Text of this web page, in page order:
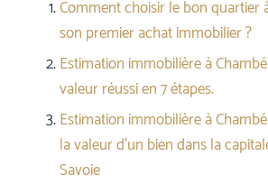
Comment choisir le bon quartier
son premier achat immobilier ?
Estimation immobilière à
valeur réussi en 7 étapes.
Estimation immobilière à
la valeur d’un bien dans la
Savoie